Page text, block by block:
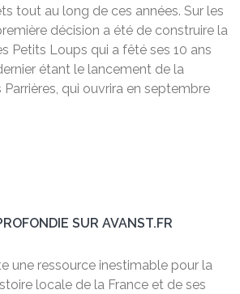
tout au long de ces années. Sur les
décision a été de construire la
Petits Loups qui a fêté ses 10 ans
étant le lancement de la
qui ouvrira en septembre
SUR AVANST.FR
une ressource inestimable pour la
locale de la France et de ses